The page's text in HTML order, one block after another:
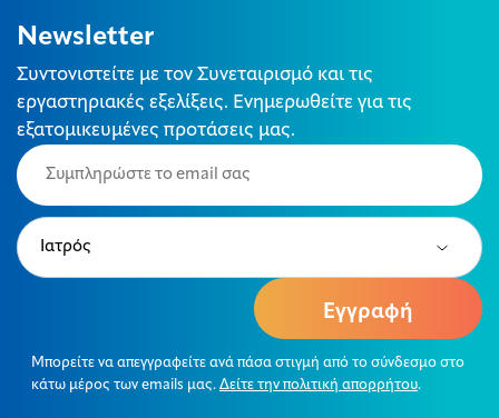
Newsletter
Συντονιστείτε με τον Συνεταιρισμό και τις
εργαστηριακές εξελίξεις. Ενημερωθείτε για τις
εξατομικευμένες προτάσεις μας.
Email
(Required)
Type
(Required)
Μπορείτε να απεγγραφείτε ανά πάσα στιγμή από το σύνδεσμο στο
κάτω μέρος των emails μας. Δείτε την πολιτική απορρήτου.